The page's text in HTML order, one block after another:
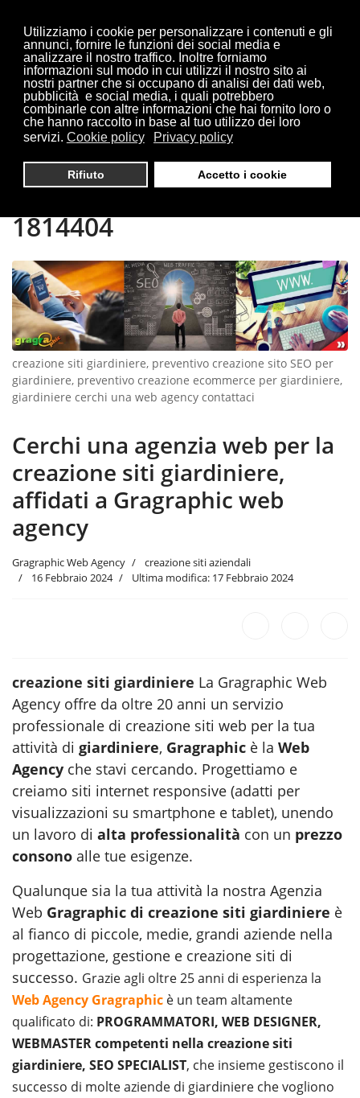
Utilizziamo i cookie per personalizzare i contenuti e gli
annunci, fornire le funzioni dei social media e
analizzare il nostro traffico. Inoltre forniamo
informazioni sul modo in cui utilizzi il nostro sito ai
nostri partner che si occupano di analisi dei dati web,
pubblicità e social media, i quali potrebbero
combinarle con altre informazioni che hai fornito loro o
che hanno raccolto in base al tuo utilizzo dei loro
servizi. Cookie policy Privacy policy
Rifiuto Accetto i cookie
Sei qui:Home siti giardiniere
CREAZIONE SITI
GIARDINIERE | TEL 0321
1814404
creazione siti giardiniere, preventivo creazione sito SEO per
giardiniere, preventivo creazione ecommerce per giardiniere,
giardiniere cerchi una web agency contattaci
Cerchi una agenzia web per la
creazione siti giardiniere,
affidati a Gragraphic web
agency
Gragraphic Web Agency
creazione siti aziendali
16 Febbraio 2024
Ultima modifica: 17 Febbraio 2024
creazione siti giardiniere La Gragraphic Web
Agency offre da oltre 20 anni un servizio
professionale di creazione siti web per la tua
attività di giardiniere, Gragraphic è la Web
Agency che stavi cercando. Progettiamo e
creiamo siti internet responsive (adatti per
visualizzazioni su smartphone e tablet), unendo
un lavoro di alta professionalità con un prezzo
consono alle tue esigenze.
Qualunque sia la tua attività la nostra Agenzia
Web Gragraphic di creazione siti giardiniere è
al fianco di piccole, medie, grandi aziende nella
progettazione, gestione e creazione siti di
successo. Grazie agli oltre 25 anni di esperienza la
Web Agency Gragraphic è un team altamente
qualificato di: PROGRAMMATORI, WEB DESIGNER,
WEBMASTER competenti nella creazione siti
giardiniere, SEO SPECIALIST, che insieme gestiscono il
successo di molte aziende di giardiniere che vogliono